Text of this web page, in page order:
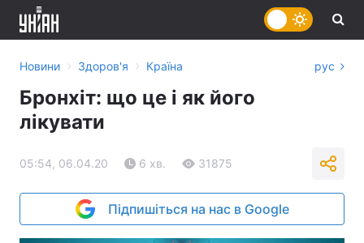
Новини › Здоров'я › Країна рус
Бронхіт: що це і як його
лікувати
05:54, 06.04.20 6 хв. 31875
Підпишіться на нас в Google